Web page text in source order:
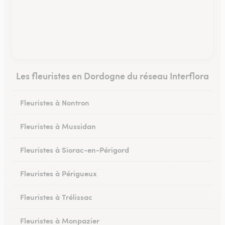
Les fleuristes en Dordogne du réseau Interflora
Fleuristes à Nontron
Fleuristes à Mussidan
Fleuristes à Siorac-en-Périgord
Fleuristes à Périgueux
Fleuristes à Trélissac
Fleuristes à Monpazier